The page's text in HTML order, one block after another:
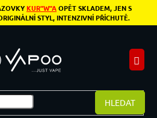
KUR"W"AOPĚT SKLADEM, JEN S
STYL, INTENZIVNÍ PŘÍCHUTĚ.
HLEDAT